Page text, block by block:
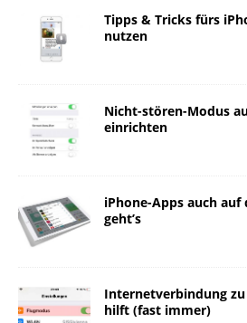
Tipps & Tricks fürs
nutzen
Nicht-stören-Modus
einrichten
iPhone-Apps auch auf
geht’s
Internetverbindung zu
hilft (fast immer)